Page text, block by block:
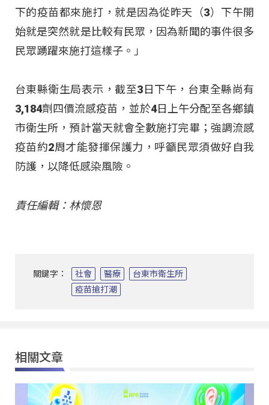
下的疫苗都來施打，就是因為從昨天（3）下午開
始就是突然就是比較有民眾，因為新聞的事件很多
民眾踴躍來施打這樣子。」
台東縣衛生局表示，截至3日下午，台東全縣尚有
3,184劑四價流感疫苗，並於4日上午分配至各鄉鎮
市衛生所，預計當天就會全數施打完畢；強調流感
疫苗約2周才能發揮保護力，呼籲民眾須做好自我
防護，以降低感染風險。
責任編輯：林懷恩
關鍵字： 社會 醫療
台東市衛生所
疫苗搶打潮
相關文章